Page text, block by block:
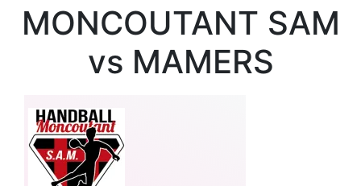
MONCOUTANT SAM
vs MAMERS